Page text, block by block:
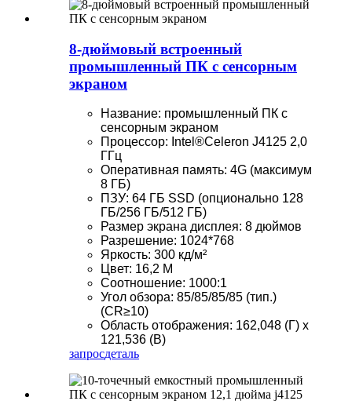
8-дюймовый встроенный
промышленный ПК с сенсорным
экраном
Название: промышленный ПК с
сенсорным экраном
Процессор: Intel®Celeron J4125 2,0
ГГц
Оперативная память: 4G (максимум
8 ГБ)
ПЗУ: 64 ГБ SSD (опционально 128
ГБ/256 ГБ/512 ГБ)
Размер экрана дисплея: 8 дюймов
Разрешение: 1024*768
Яркость: 300 кд/м²
Цвет: 16,2 М
Соотношение: 1000:1
Угол обзора: 85/85/85/85 (тип.)
(CR≥10)
Область отображения: 162,048 (Г) x
121,536 (В)
запросдеталь